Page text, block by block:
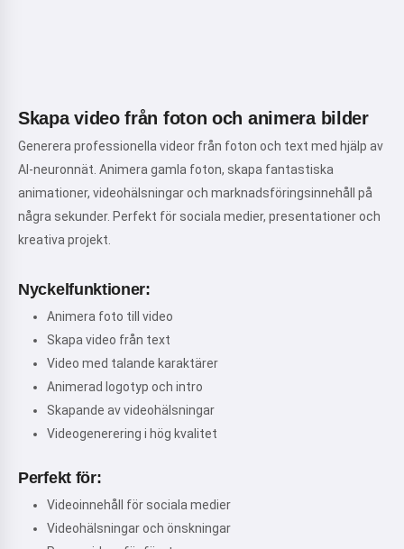
Skapa video från foton och animera bilder
Generera professionella videor från foton och text med hjälp av
AI-neuronnät. Animera gamla foton, skapa fantastiska
animationer, videohälsningar och marknadsföringsinnehåll på
några sekunder. Perfekt för sociala medier, presentationer och
kreativa projekt.
Nyckelfunktioner:
Animera foto till video
Skapa video från text
Video med talande karaktärer
Animerad logotyp och intro
Skapande av videohälsningar
Videogenerering i hög kvalitet
Perfekt för:
Videoinnehåll för sociala medier
Videohälsningar och önskningar